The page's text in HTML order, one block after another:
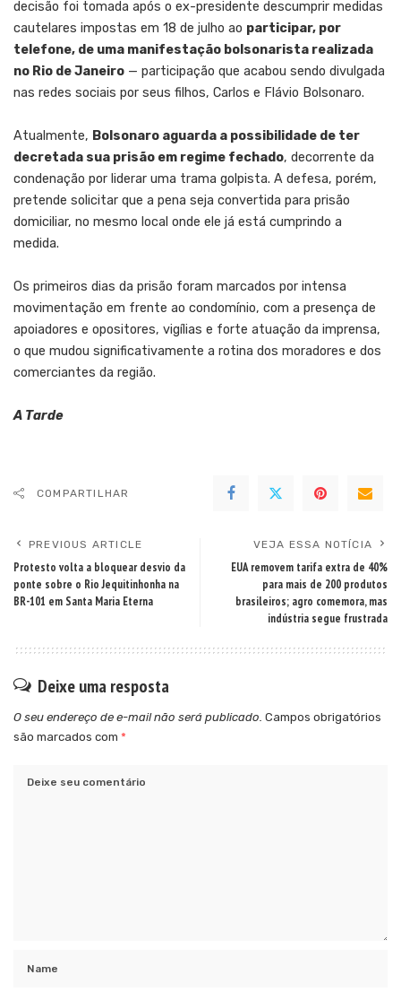
decisão foi tomada após o ex-presidente descumprir medidas
cautelares impostas em 18 de julho ao participar, por
telefone, de uma manifestação bolsonarista realizada
no Rio de Janeiro — participação que acabou sendo divulgada
nas redes sociais por seus filhos, Carlos e Flávio Bolsonaro.
Atualmente, Bolsonaro aguarda a possibilidade de ter
decretada sua prisão em regime fechado, decorrente da
condenação por liderar uma trama golpista. A defesa, porém,
pretende solicitar que a pena seja convertida para prisão
domiciliar, no mesmo local onde ele já está cumprindo a
medida.
Os primeiros dias da prisão foram marcados por intensa
movimentação em frente ao condomínio, com a presença de
apoiadores e opositores, vigílias e forte atuação da imprensa,
o que mudou significativamente a rotina dos moradores e dos
comerciantes da região.
A Tarde
COMPARTILHAR
PREVIOUS ARTICLE
Protesto volta a bloquear desvio da
ponte sobre o Rio Jequitinhonha na
BR-101 em Santa Maria Eterna
VEJA ESSA NOTÍCIA
EUA removem tarifa extra de 40%
para mais de 200 produtos
brasileiros; agro comemora, mas
indústria segue frustrada
Deixe uma resposta
O seu endereço de e-mail não será publicado. Campos obrigatórios
são marcados com *